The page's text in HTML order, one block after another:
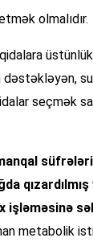
olmalıdır.
qidalara
seçmək
işləməsinə
metabolik